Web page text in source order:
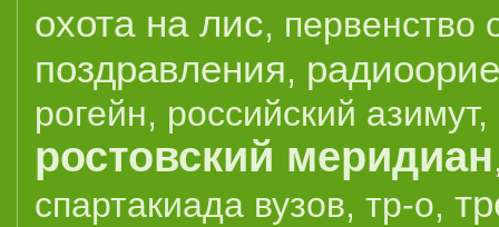
охота на лис, первенство
поздравления,
рогейн, российский азимут,
ростовский меридиан
спартакиада вузов, тр-о,